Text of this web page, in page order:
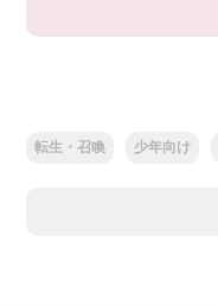
転生・召喚 少年向け